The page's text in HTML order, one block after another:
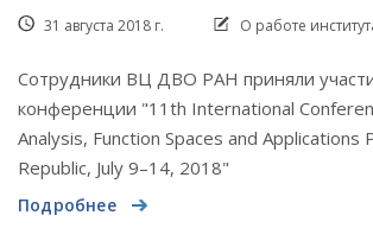
31 августа 2018 г. О работе
Сотрудники ВЦ ДВО РАН приняли
конференции "11th International
Analysis, Function Spaces and Applications
Republic, July 9–14, 2018"
Подробнее